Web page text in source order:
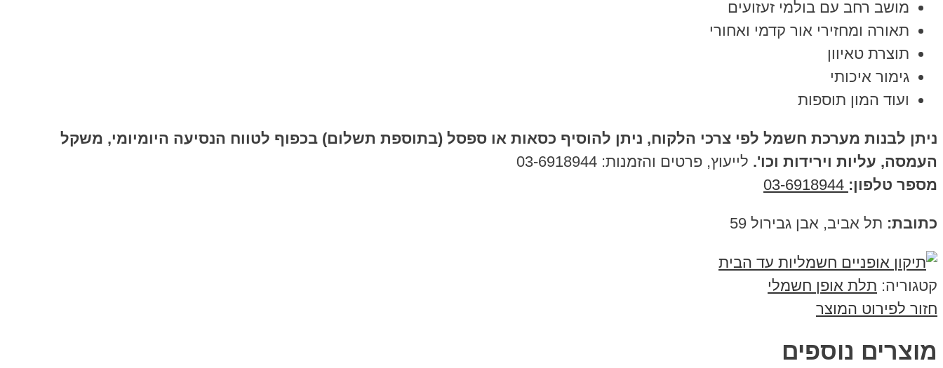
מושב רחב עם בולמי זעזועים
תאורה ומחזירי אור קדמי ואחורי
תוצרת טאיוון
גימור איכותי
ועוד המון תוספות
ניתן לבנות מערכת חשמל לפי צרכי הלקוח, ניתן להוסיף כסאות או ספסל (בתוספת תשלום) בכפוף לטווח הנסיעה היומיומי, משקל
העמסה, עליות וירידות וכו'. לייעוץ, פרטים והזמנות: 03-6918944
מספר טלפון:
כתובת: תל אביב, אבן גבירול 59
קטגוריה: תלת אופן חשמלי
חזור לפירוט המוצר
מוצרים נוספים